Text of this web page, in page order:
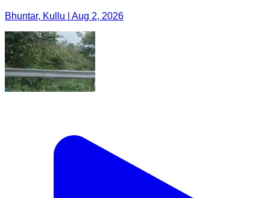
Bhuntar, Kullu | Aug 2, 2026